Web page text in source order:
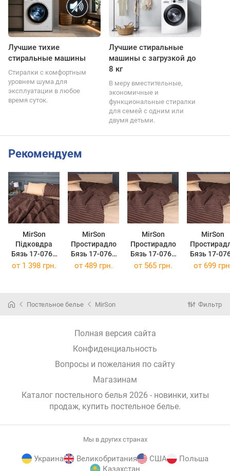
Лучшие тихие
стиральные машины
Стиралки с комфортным
уровнем шума для
эксплуатации в любое
время суток.
Лучшие стиральные
машины с загрузкой до
8 кг
В меру вместительные,
экономичные и
функциональные стиралки
для семей с одним или
двумя детьми.
Рекомендуем
MirSon
Підковдра
Бязь 17-0767
Elegant Stripes
MirSon
Простирадло
Бязь 17-0767
Elegant Stripes
MirSon
Простирадло
Бязь 17-0767
Elegant Stripes
MirSon
Бязь 17-
Elegant
от 1 398 грн. от 489 грн. от 565 грн. от 699
Постельное белье MirSon Фильтр
Полная версия сайта
Конфиденциальность
Вопросы и пожелания по сайту
Магазинам
Каталог постельного белья 2026 - новинки, хиты
продаж, купить постельное белье.
Мы в других странах
Украина Великобритания США
Польша
Казахстан